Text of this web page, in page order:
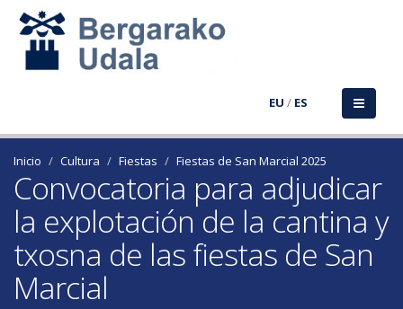
EU / ES
Inicio Cultura Fiestas Fiestas de San Marcial 2025
Convocatoria para adjudicar
la explotación de la cantina y
txosna de las fiestas de San
Marcial